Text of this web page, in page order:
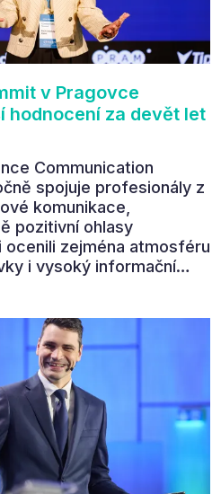
v Pragovce
hodnocení za devět let
Communication
spojuje profesionály z
komunikace,
pozitivní ohlasy
zejména atmosféru
i vysoký informační
„Příjemná konference,
prostory, Daniel Stach
Tak shrnul
jeden z 330 účastníků ve
co bylo slyšet i
Pragovce – že ročník s
se skutečně